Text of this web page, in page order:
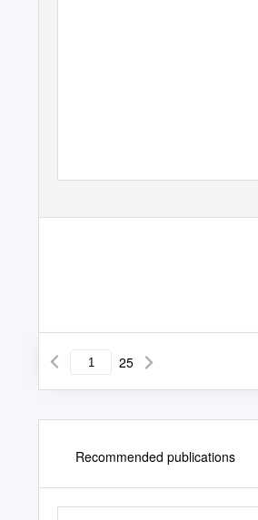
25
Recommended publications